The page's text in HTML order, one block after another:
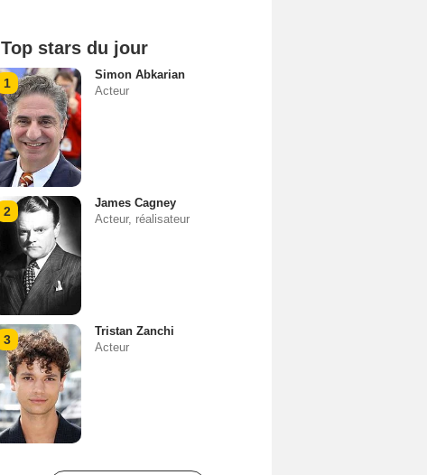
Top stars du jour
1
Simon Abkarian
Acteur
2
James Cagney
Acteur, réalisateur
3
Tristan Zanchi
Acteur